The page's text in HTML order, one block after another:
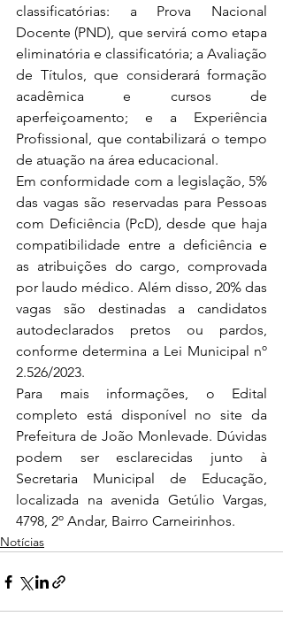
classificatórias: a Prova Nacional
Docente (PND), que servirá como etapa
eliminatória e classificatória; a Avaliação
de Títulos, que considerará formação
acadêmica e cursos de
aperfeiçoamento; e a Experiência
Profissional, que contabilizará o tempo
de atuação na área educacional.
Em conformidade com a legislação, 5%
das vagas são reservadas para Pessoas
com Deficiência (PcD), desde que haja
compatibilidade entre a deficiência e
as atribuições do cargo, comprovada
por laudo médico. Além disso, 20% das
vagas são destinadas a candidatos
autodeclarados pretos ou pardos,
conforme determina a Lei Municipal nº
2.526/2023.
Para mais informações, o Edital
completo está disponível no site da
Prefeitura de João Monlevade. Dúvidas
podem ser esclarecidas junto à
Secretaria Municipal de Educação,
localizada na avenida Getúlio Vargas,
4798, 2º Andar, Bairro Carneirinhos.
Notícias